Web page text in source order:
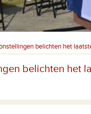
belichten het
belichten het